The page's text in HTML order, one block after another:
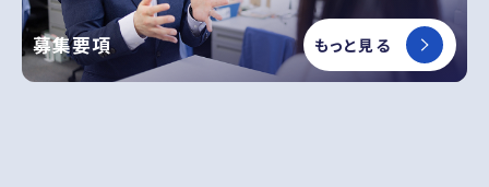
募集要項 もっと見る